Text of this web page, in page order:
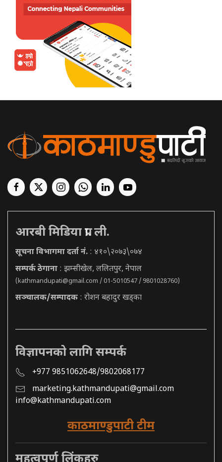
आरबी मिडिया प्रा. ली.
सूचना विभागमा दर्ता नं. : ४१०\२०७३\०७४
सम्पर्क ठेगाना : झम्सीखेल, ललितपुर, नेपाल
(kathmandupati@gmail.com / 01-5010547 / 9801028760)
सञ्चालक/सम्पादक : रोशन बहादुर खड्का
विज्ञापनको लागि सम्पर्क
+977 9851062648/9802068177
marketing.kathmandupati@gmail.com
info@kathmandupati.com
काठमाण्डुपाटी टीम